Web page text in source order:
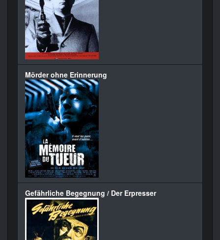
Mörder ohne Erinnerung
Gefährliche Begegnung / Der Erpresser